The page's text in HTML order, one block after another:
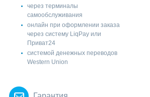
через терминалы
самообслуживания
онлайн при оформлении заказа
через систему LiqPay или
Приват24
системой денежных переводов
Western Union